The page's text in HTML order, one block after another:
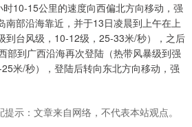
10-15公里的速度向西偏北方向移动，强
南部沿海靠近，并于13日凌晨到上午在上
到台风级，10-12级，25-33米/秒），之后
部到广西沿海再次登陆（热带风暴级到强
米/秒），登陆后转向东北方向移动，强
提示：文章来自网络，不代表本站观点。